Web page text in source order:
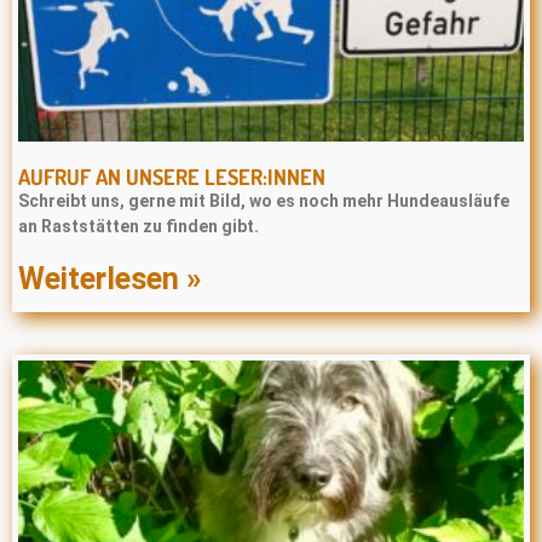
AUFRUF AN UNSERE LESER:INNEN
Schreibt uns, gerne mit Bild, wo es noch mehr Hundeausläufe
an Raststätten zu finden gibt.
Weiterlesen »